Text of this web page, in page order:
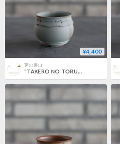
¥4,400
芽の巣山
"TAKERO NO TORUKO" (2号) no.802/137